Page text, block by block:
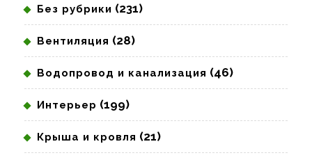
Без рубрики (231)
Вентиляция (28)
Водопровод и канализация (46)
Интерьер (199)
Крыша и кровля (21)